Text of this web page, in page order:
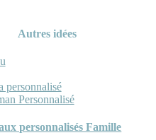
Autres idées
personnalisé
Personnalisé
personnalisés Famille